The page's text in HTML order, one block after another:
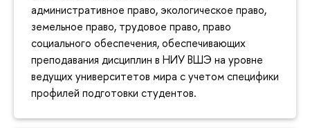
административное право, экологическое право,
земельное право, трудовое право, право
социального обеспечения, обеспечивающих
преподавания дисциплин в НИУ ВШЭ на уровне
ведущих университетов мира с учетом специфики
профилей подготовки студентов.